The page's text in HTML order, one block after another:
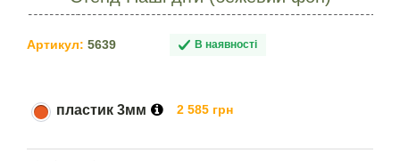
Артикул: 5639 В наявності
пластик 3мм 2 585 грн